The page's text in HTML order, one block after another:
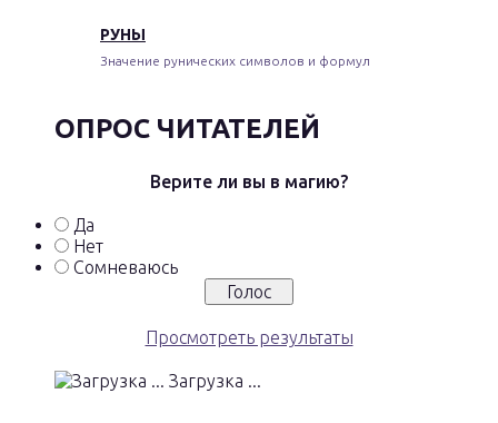
РУНЫ
Значение рунических символов и формул
ОПРОС ЧИТАТЕЛЕЙ
Верите ли вы в магию?
Да
Нет
Сомневаюсь
Просмотреть результаты
Загрузка ...